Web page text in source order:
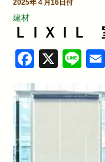
2025年４月16日付
建材
ＬＩＸＩＬ
X